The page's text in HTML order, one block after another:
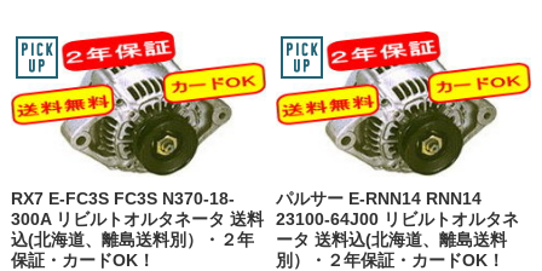
RX7 E-FC3S FC3S N370-18-
300A リビルトオルタネータ 送料
込(北海道、離島送料別）・２年
保証・カードOK！
パルサー E-RNN14 RNN14
23100-64J00 リビルトオルタネ
ータ 送料込(北海道、離島送料
別）・２年保証・カードOK！